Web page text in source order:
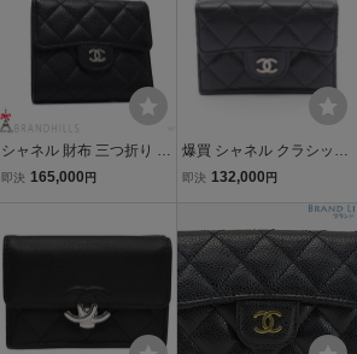
A84401
94305 三つ折り
シャネル 財布 三つ折り レ
ディース キャビアスキン
即決 165,000 円
爆買 シャネル クラシック
スモール フラップ ウォレ
オフ CHANEL キャビアス
キン(グレイン
即決 132,000 円